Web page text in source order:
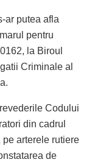
ar putea afla
pentru
la Biroul
Criminale al
Codului
din cadrul
arterele rutiere
de